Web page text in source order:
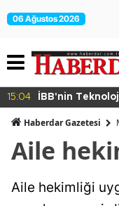
06 Ağustos 2026
15:04 İBB'nin
Haberdar Gazetesi
Aile
Aile hekimliği